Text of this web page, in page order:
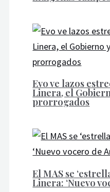
Evo ve lazos
Linera, el
prorrogados
El MAS se
Linera: ‘Nuevo